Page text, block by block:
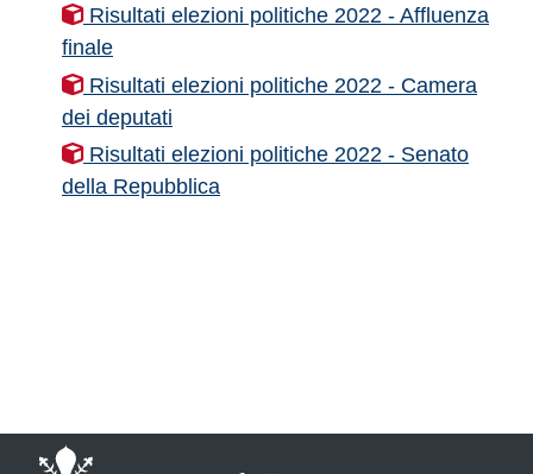
Risultati elezioni politiche 2022 - Affluenza
finale
Risultati elezioni politiche 2022 - Camera
dei deputati
Risultati elezioni politiche 2022 - Senato
della Repubblica